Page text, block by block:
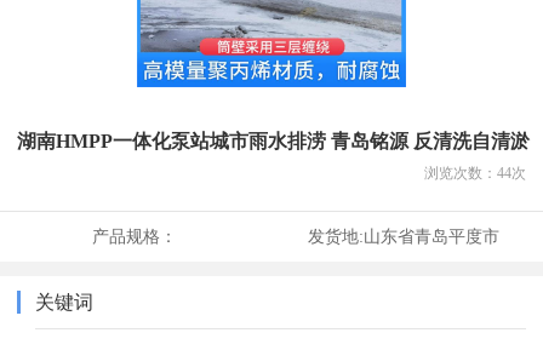
湖南HMPP一体化泵站城市雨水排涝 青岛铭源 反清洗自清淤
浏览次数： 44次
产品规格： 发货地:山东省青岛平度市
关键词